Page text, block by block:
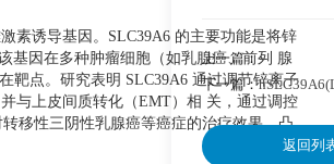
素诱导基因。SLC39A6 的主要功能是将锌
基因在多种肿瘤细胞（如乳腺癌、前列 腺
靶点。研究表明 SLC39A6 通过调节锌离子
与上皮间质转化（EMT）相 关，通过调控
移性三阴性乳腺癌等癌症的治疗效果，凸
上一篇：--
下一篇：
返回列